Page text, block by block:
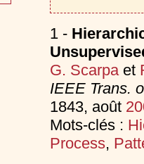
1 -
G. Scarpaet
IEEE Trans.
1843, août
Mots-clés :
Process,